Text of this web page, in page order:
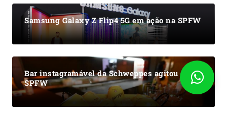
Samsung Galaxy Z Flip4 5G em ação na SPFW
Bar instagramável da Schweppes agitou a
SPFW